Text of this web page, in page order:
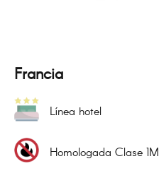
Francia
Línea hotel
Homologada Clase 1M